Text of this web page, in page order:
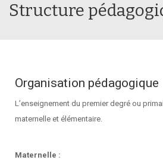
Structure
Organisation pédagogique
L’enseignement du premier degré ou
maternelle et élémentaire.
Maternelle :